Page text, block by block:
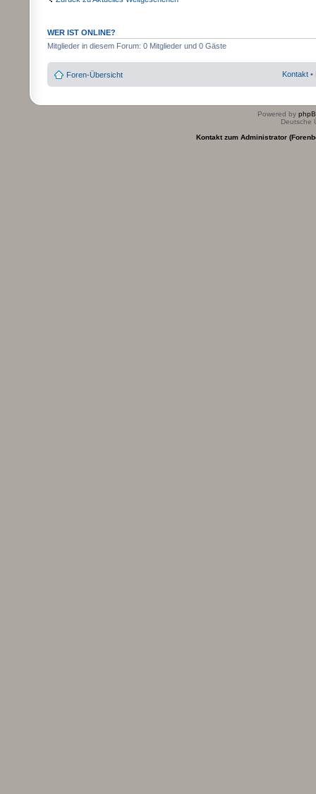
WER IST ONLINE?
Mitglieder in diesem Forum: 0 Mitglieder und 0 Gäste
Foren-Übersicht Kontakt •
Powered by
Deutsche
Kontakt zum Administrator